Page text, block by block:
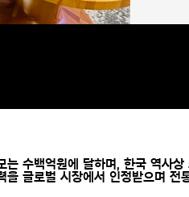
백억원에 달하며, 한국 역사상
글로벌 시장에서 인정받으며 전